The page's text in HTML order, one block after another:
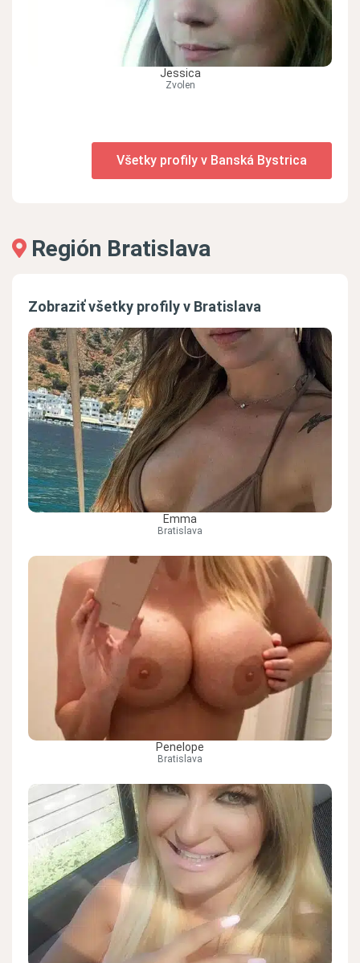
Jessica
Zvolen
Všetky profily v Banská Bystrica
Región Bratislava
Zobraziť všetky profily v Bratislava
Emma
Bratislava
Penelope
Bratislava